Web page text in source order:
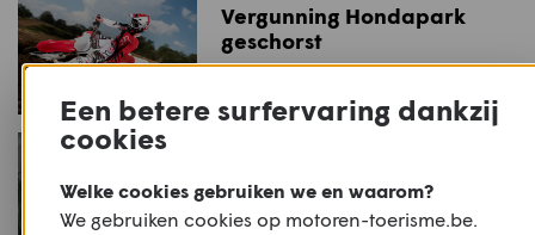
Vergunning Hondapark
geschorst
Yamaha XS400 tot
Scrambler
Een betere surfervaring dankzij
cookies
Welke cookies gebruiken we en waarom?
We gebruiken cookies op motoren-toerisme.be.